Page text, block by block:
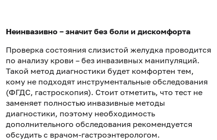
Неинвазивно – значит без боли и дискомфорта
Проверка состояния слизистой желудка проводится
по анализу крови – без инвазивных манипуляций.
Такой метод диагностики будет комфортен тем,
кому не подходят инструментальные обследования
(ФГДС, гастроскопия). Стоит отметить, что тест не
заменяет полностью инвазивные методы
диагностики, поэтому необходимость
дополнительного обследования рекомендуется
обсудить с врачом-гастроэнтерологом.